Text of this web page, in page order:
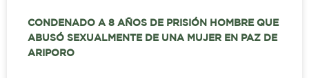
CONDENADO A 8 AÑOS DE PRISIÓN HOMBRE QUE
ABUSÓ SEXUALMENTE DE UNA MUJER EN PAZ DE
ARIPORO